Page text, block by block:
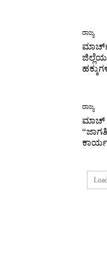
ರಾಜ್ಯ
ರಾಜ್ಯ
ಮಾಚ್